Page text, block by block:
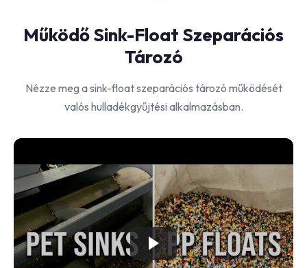
Működő Sink-Float Szeparációs
Tározó
Nézze meg a sink-float szeparációs tározó működését
valós hulladékgyűjtési alkalmazásban.